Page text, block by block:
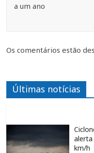
a um ano
Os comentários estão
Últimas notícias
km/h